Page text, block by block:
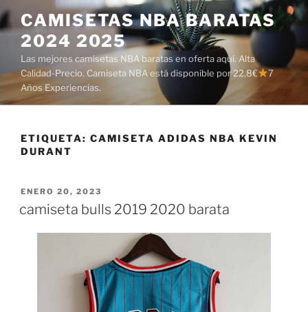
Saltar
al
contenido
CAMISETAS NBA BARATAS
2024 2025
Las mejores camisetas NBA baratas en oferta aquí. Alta
Calidad-Precio. Camiseta NBA está disponible por 22,8€
7
Años Experiencias.
ETIQUETA: CAMISETA ADIDAS NBA KEVIN
DURANT
PUBLICADO
ENERO 20, 2023
camiseta bulls 2019 2020 barata